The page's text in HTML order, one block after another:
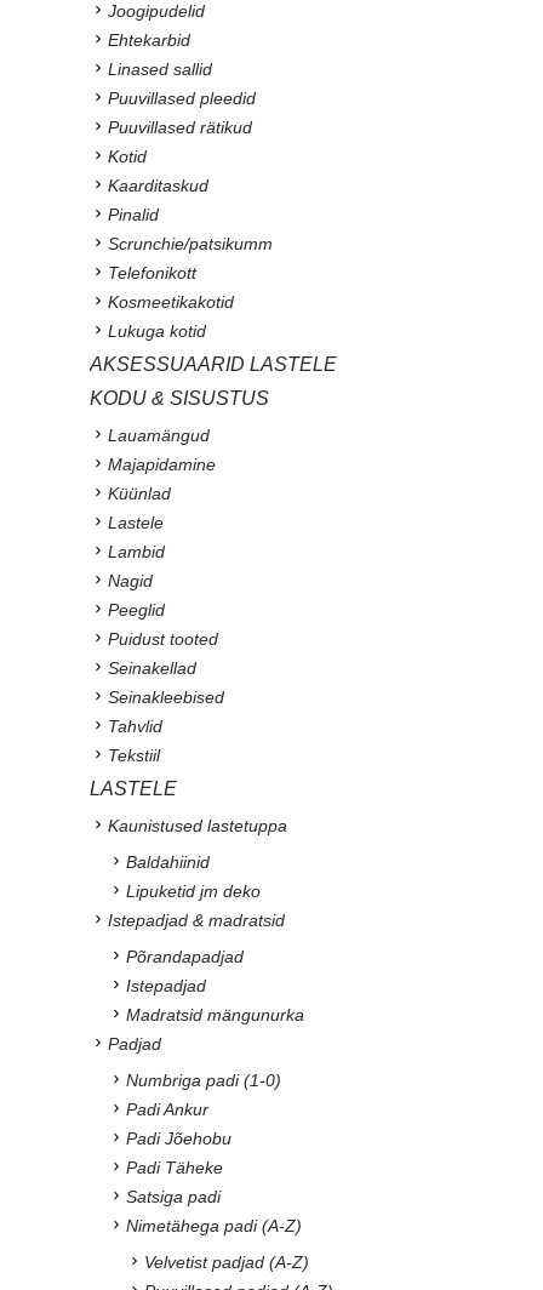
Joogipudelid
Ehtekarbid
Linased sallid
Puuvillased pleedid
Puuvillased rätikud
Kotid
Kaarditaskud
Pinalid
Scrunchie/patsikumm
Telefonikott
Kosmeetikakotid
Lukuga kotid
AKSESSUAARID LASTELE
KODU & SISUSTUS
Lauamängud
Majapidamine
Küünlad
Lastele
Lambid
Nagid
Peeglid
Puidust tooted
Seinakellad
Seinakleebised
Tahvlid
Tekstiil
LASTELE
Kaunistused lastetuppa
Baldahiinid
Lipuketid jm deko
Istepadjad & madratsid
Põrandapadjad
Istepadjad
Madratsid mängunurka
Padjad
Numbriga padi (1-0)
Padi Ankur
Padi Jõehobu
Padi Täheke
Satsiga padi
Nimetähega padi (A-Z)
Velvetist padjad (A-Z)